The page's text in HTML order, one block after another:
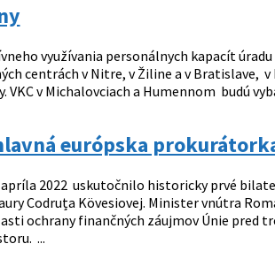
využívania personálnych kapacít
centrách v Nitre, v Žiline a v Bratislave,
VKC v Michalovciach a Humennom budú
európska
2022 uskutočnilo historicky prvé
Codruța Kövesiovej. Minister vnútra
ochrany finančných záujmov Únie pred
...